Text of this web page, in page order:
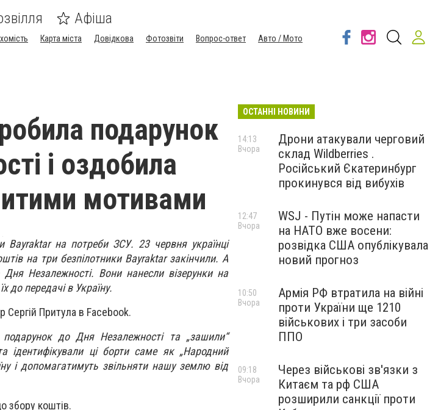
Афіша
Карта міста Довідкова Фотозвіти Вопрос-ответ
Авто / Мото
подарунок
і оздобила
мотивами
Bayraktar на потреби ЗСУ. 23 червня українці
на три безпілотники Bayraktar закінчили. А
Дня Незалежності. Вони нанесли візерунки на
до передачі в Україну.
Сергій Притула в Facebook.
до Дня Незалежності та „зашили“
ці борти саме як „Народний
і допомагатимуть звільняти нашу землю від
збору коштів.
ОСТАННІ НОВИНИ
Дрони атакували черговий
склад Wildberries .
Російський Єкатеринбург
прокинувся від вибухів
14:13
Вчора
WSJ - Путін може напасти
на НАТО вже восени:
розвідка США опублікувала
новий прогноз
12:47
Вчора
Армія РФ втратила на війні
проти України ще 1210
військових і три засоби
ППО
10:50
Вчора
Через військові зв'язки з
Китаєм та рф США
розширили санкції проти
09:18
Вчора